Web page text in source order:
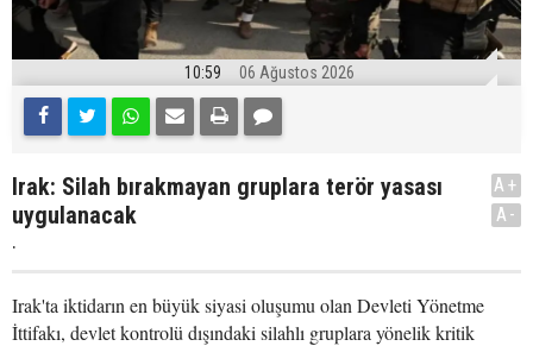
10:59 06 Ağustos 2026
Irak: Silah bırakmayan gruplara terör yasası
uygulanacak
.
A+
A-
Irak'ta iktidarın en büyük siyasi oluşumu olan Devleti Yönetme
İttifakı, devlet kontrolü dışındaki silahlı gruplara yönelik kritik